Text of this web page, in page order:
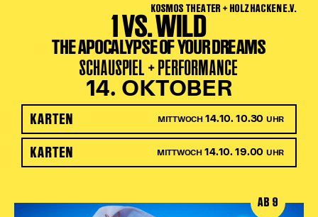
KOSMOS THEATER + HOLZHACKEN E.V.
1 VS. WILD
THE APOCALYPSE OF YOUR DREAMS
SCHAUSPIEL + PERFORMANCE
14. OKTOBER
KARTEN MITTWOCH14.10. 10.30 UHR
KARTEN MITTWOCH14.10. 19.00 UHR
AB 9